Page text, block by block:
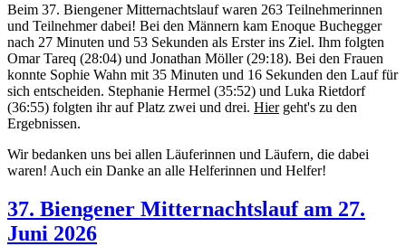
Beim 37. Biengener Mitternachtslauf waren 263 Teilnehmerinnen
und Teilnehmer dabei! Bei den Männern kam Enoque Buchegger
nach 27 Minuten und 53 Sekunden als Erster ins Ziel. Ihm folgten
Omar Tareq (28:04) und Jonathan Möller (29:18). Bei den Frauen
konnte Sophie Wahn mit 35 Minuten und 16 Sekunden den Lauf für
sich entscheiden. Stephanie Hermel (35:52) und Luka Rietdorf
(36:55) folgten ihr auf Platz zwei und drei. Hiergeht's zu den
Ergebnissen.
Wir bedanken uns bei allen Läuferinnen und Läufern, die dabei
waren! Auch ein Danke an alle Helferinnen und Helfer!
37. Biengener Mitternachtslauf am 27.
Juni 2026